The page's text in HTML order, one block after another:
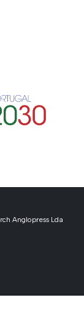
Anglopress Lda